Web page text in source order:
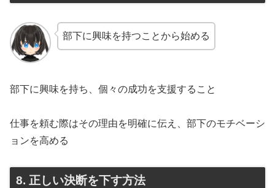
部下に興味を持つことから始める
部下に興味を持ち、個々の成功を支援すること
仕事を頼む際はその理由を明確に伝え、部下のモチベーシ
ョンを高める
8. 正しい決断を下す方法